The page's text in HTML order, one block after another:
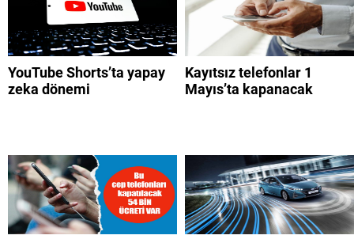
YouTube Shorts’ta yapay
zeka dönemi
Kayıtsız telefonlar 1
Mayıs’ta kapanacak